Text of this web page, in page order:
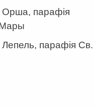
парафія
Мары
парафія Св.